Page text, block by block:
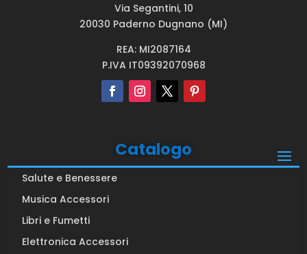
Via Segantini, 10
20030 Paderno Dugnano (MI)
REA: MI2087164
P.IVA IT09392070968
Catalogo
Salute e Benessere
Musica Accessori
Libri e Fumetti
Elettronica Accessori